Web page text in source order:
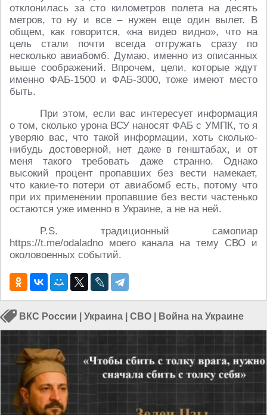
отклонилась за сто километров полета на десять
метров, то ну и все – нужен еще один вылет. В
общем, как говорится, «на видео видно», что на
цель стали почти всегда отгружать сразу по
несколько авиабомб. Думаю, именно из описанных
выше соображений. Впрочем, цели, которые ждут
именно ФАБ-1500 и ФАБ-3000, тоже имеют место
быть.
При этом, если вас интересует информация
о том, сколько урона ВСУ наносят ФАБ с УМПК, то я
уверяю вас, что такой информации, хоть сколько-
нибудь достоверной, нет даже в генштабах, и от
меня такого требовать даже странно. Однако
высокий процент пропавших без вести намекает,
что какие-то потери от авиабомб есть, потому что
при их применении пропавшие без вести частенько
остаются уже именно в Украине, а не на ней.
P.S. традиционный самопиар
https://t.me/odaladno моего канала на тему СВО и
околовоенных событий.
ВКС России Украина СВО Война на Украине